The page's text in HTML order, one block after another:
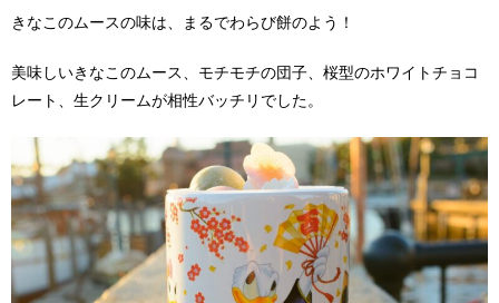
きなこのムースの味は、まるでわらび餅のよう！
美味しいきなこのムース、モチモチの団子、桜型のホワイトチョコ
レート、生クリームが相性バッチリでした。